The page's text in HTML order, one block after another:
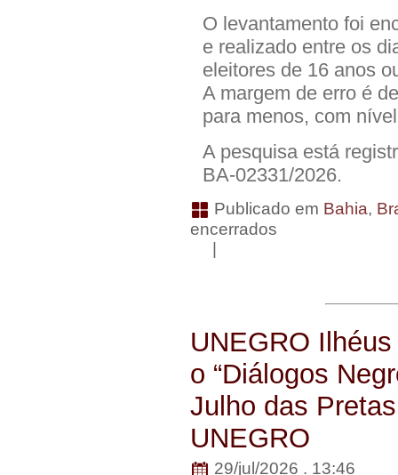
O levantamento foi
e realizado entre os
eleitores de 16 anos
A margem de erro é
para menos, com
A pesquisa está
BA-02331/2026.
Publicado em Bahia,
encerrados
|
UNEGRO
o “Diálogos
Julho das
UNEGRO
29/jul/2026 . 13:46